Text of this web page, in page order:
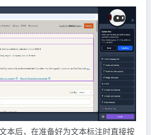
本后，在准备好为文本标注时直接按